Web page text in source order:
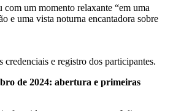
um momento relaxante “em uma
e uma vista noturna encantadora sobre
credenciais e registro dos participantes.
de 2024: abertura e primeiras